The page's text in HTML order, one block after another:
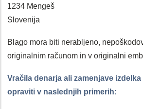
1234 Mengeš
Slovenija
Blago mora biti nerabljeno,
originalnim računom in v originalni
Vračila denarja ali zamenjave
opraviti v naslednjih primerih: